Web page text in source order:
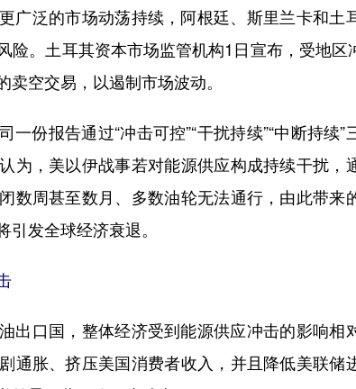
泛的市场动荡持续，阿根廷、斯里兰卡和土
险。土耳其资本市场监管机构1日宣布，受地区
空交易，以遏制市场波动。
报告通过“冲击可控”“干扰持续”“中断持续”
为，美以伊战事若对能源供应构成持续干扰，
数周甚至数月、多数油轮无法通行，由此带来
引发全球经济衰退。
口国，整体经济受到能源供应冲击的影响相
通胀、挤压美国消费者收入，并且降低美联储